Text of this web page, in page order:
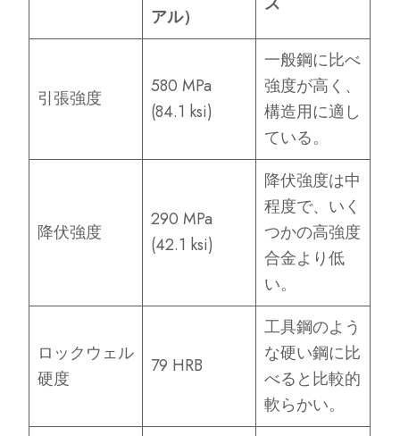
アル）
引張強度
580 MPa
(84.1 ksi)
一般鋼に比べ
強度が高く、
構造用に適し
ている。
降伏強度
290 MPa
(42.1 ksi)
降伏強度は中
程度で、いく
つかの高強度
合金より低
い。
ロックウェル
硬度
79 HRB
工具鋼のよう
な硬い鋼に比
べると比較的
軟らかい。